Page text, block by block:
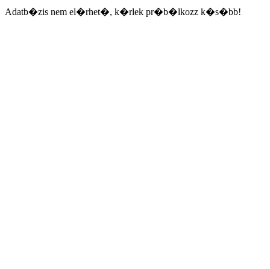
Adatb�zis nem el�rhet�, k�rlek pr�b�lkozz k�s�bb!